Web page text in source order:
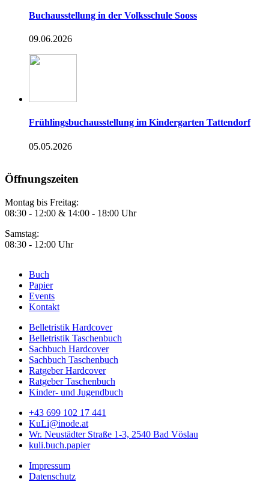
Buchausstellung in der Volksschule Sooss
09.06.2026
Frühlingsbuchausstellung im Kindergarten Tattendorf
05.05.2026
Öffnungszeiten
Montag bis Freitag:
08:30 - 12:00 & 14:00 - 18:00 Uhr
Samstag:
08:30 - 12:00 Uhr
Footer
Menü
Buch
Papier
Events
Kontakt
Footer
Menü
Belletristik Hardcover
Belletristik Taschenbuch
Sachbuch Hardcover
Sachbuch Taschenbuch
Ratgeber Hardcover
Ratgeber Taschenbuch
Kinder- und Jugendbuch
+43 699 102 17 441
KuLi@inode.at
Wr. Neustädter Straße 1-3, 2540 Bad Vöslau
kuli.buch.papier
Footer
Impressum
Datenschutz